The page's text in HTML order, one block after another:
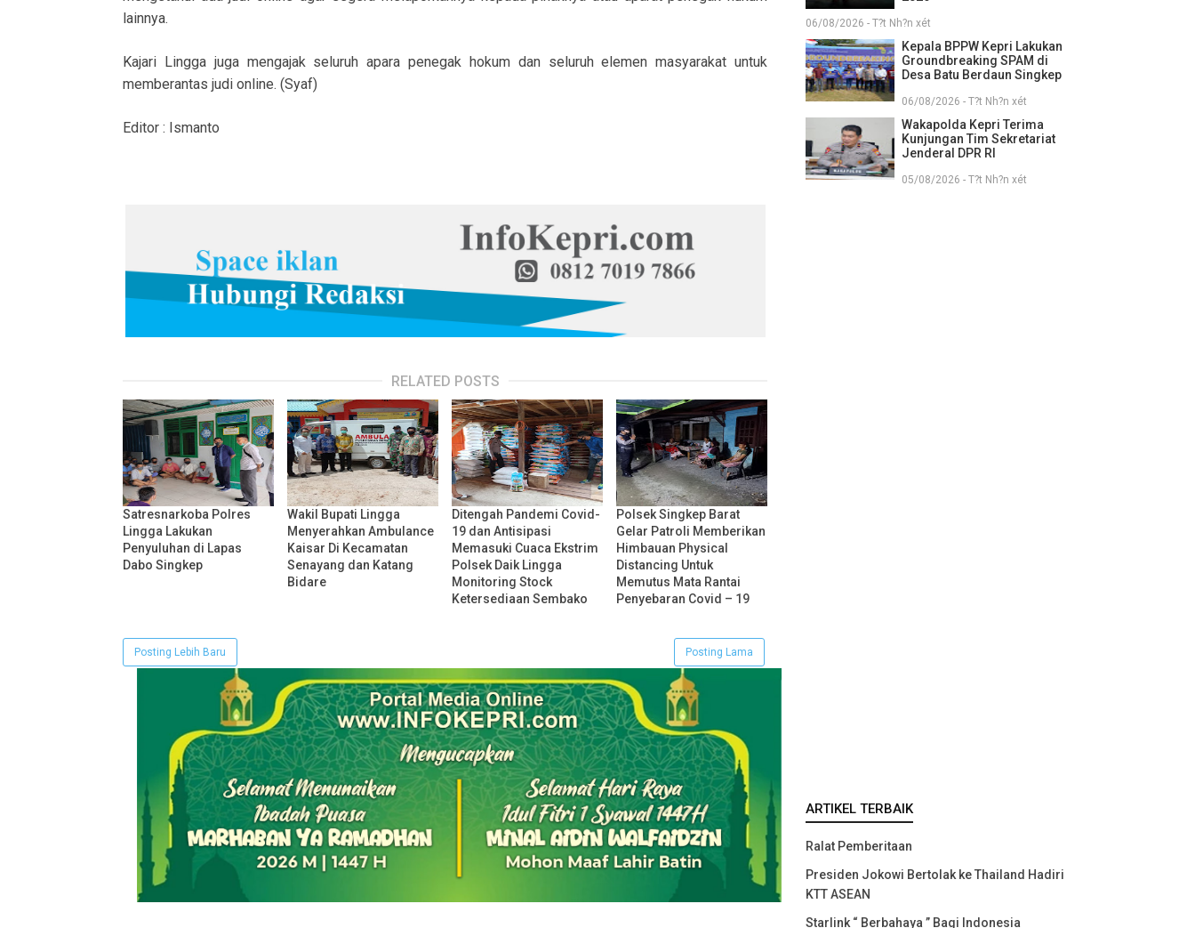
lainnya.
Kajari Lingga juga mengajak seluruh apara penegak hokum dan seluruh elemen masyarakat untuk
memberantas judi online. (Syaf)
Editor : Ismanto
RELATED POSTS
Satresnarkoba Polres
Lingga Lakukan
Penyuluhan di Lapas
Dabo Singkep
Wakil Bupati Lingga
Menyerahkan Ambulance
Kaisar Di Kecamatan
Senayang dan Katang
Bidare
Ditengah Pandemi Covid-
19 dan Antisipasi
Memasuki Cuaca Ekstrim
Polsek Daik Lingga
Monitoring Stock
Ketersediaan Sembako
Polsek Singkep Barat
Gelar Patroli Memberikan
Himbauan Physical
Distancing Untuk
Memutus Mata Rantai
Penyebaran Covid – 19
Posting Lebih Baru Posting Lama
06/08/2026 - T?t Nh?n xét
Kepala BPPW Kepri Lakukan
Groundbreaking SPAM di
Desa Batu Berdaun Singkep
06/08/2026 - T?t Nh?n xét
Wakapolda Kepri Terima
Kunjungan Tim Sekretariat
Jenderal DPR RI
05/08/2026 - T?t Nh?n xét
ARTIKEL TERBAIK
Ralat Pemberitaan
Presiden Jokowi Bertolak ke Thailand Hadiri
KTT ASEAN
Starlink “ Berbahaya ” Bagi Indonesia